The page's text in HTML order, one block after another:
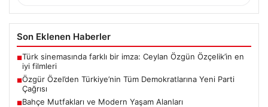
Son Eklenen Haberler
■Türk sinemasında farklı bir imza: Ceylan Özgün Özçelik’in en
iyi filmleri
■Özgür Özel’den Türkiye’nin Tüm Demokratlarına Yeni Parti
Çağrısı
■Bahçe Mutfakları ve Modern Yaşam Alanları